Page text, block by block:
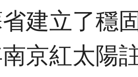
建立了穩
南京紅太陽